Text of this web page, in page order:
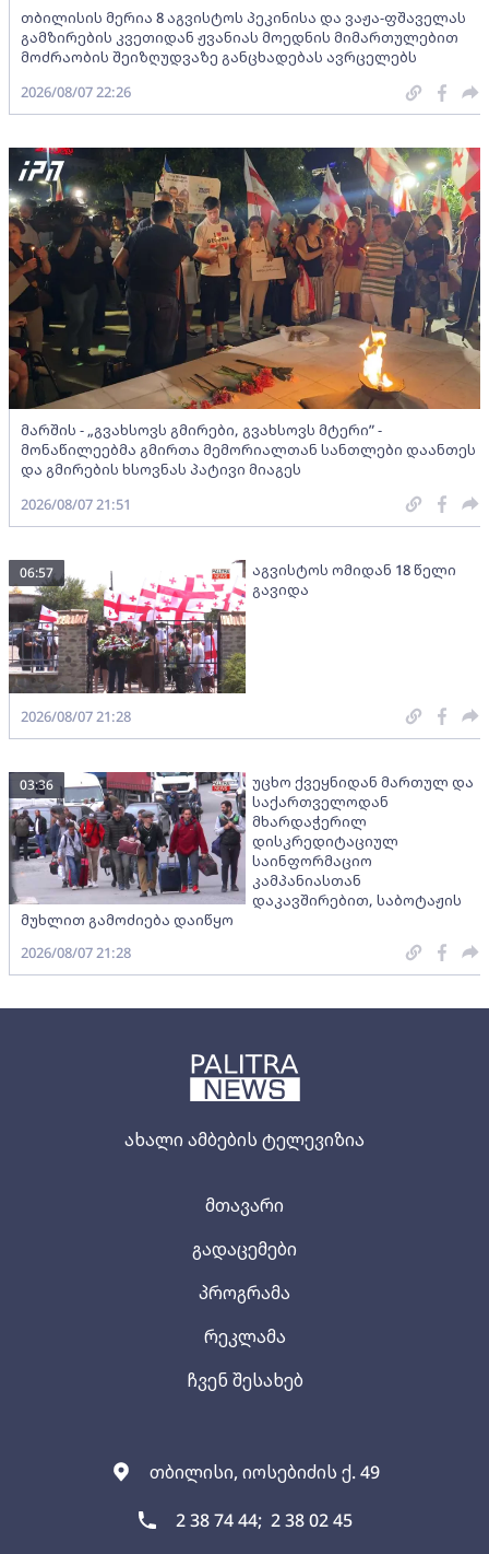
ახალი ამბების ტელევიზია
თბილისი, იოსებიძის ქ. 49
2 38 74 44; 2 38 02 45
მთავარი
გადაცემები
პროგრამა
რეკლამა
ჩვენ შესახებ
თბილისის მერია 8 აგვისტოს პეკინისა და ვაჟა-ფშაველას
გამზირების კვეთიდან ჟვანიას მოედნის მიმართულებით
მოძრაობის შეიზღუდვაზე განცხადებას ავრცელებს
2026/08/07 22:26
მარშის - „გვახსოვს გმირები, გვახსოვს მტერი” -
მონაწილეებმა გმირთა მემორიალთან სანთლები დაანთეს
და გმირების ხსოვნას პატივი მიაგეს
2026/08/07 21:51
აგვისტოს ომიდან 18 წელი
გავიდა
06:57
2026/08/07 21:28
უცხო ქვეყნიდან მართულ და
საქართველოდან
მხარდაჭერილ
დისკრედიტაციულ
საინფორმაციო
კამპანიასთან
დაკავშირებით, საბოტაჟის
მუხლით გამოძიება დაიწყო
03:36
2026/08/07 21:28